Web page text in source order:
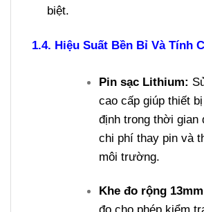
biệt.
1.4. Hiệu Suất Bền Bỉ Và Tính
Pin sạc Lithium:
cao cấp giúp thiết
định trong thời gian
chi phí thay pin và
môi trường.
Khe đo rộng